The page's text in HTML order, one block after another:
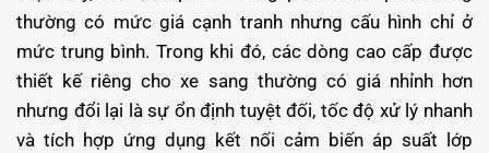
thường có mức giá cạnh tranh nhưng cấu hình chỉ ở
mức trung bình. Trong khi đó, các dòng cao cấp được
thiết kế riêng cho xe sang thường có giá nhỉnh hơn
nhưng đổi lại là sự ổn định tuyệt đối, tốc độ xử lý nhanh
và tích hợp ứng dụng kết nối cảm biến áp suất lớp